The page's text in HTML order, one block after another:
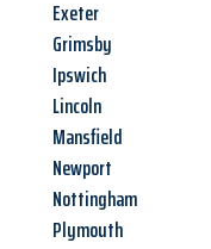
Exeter
Grimsby
Ipswich
Lincoln
Mansfield
Newport
Nottingham
Plymouth